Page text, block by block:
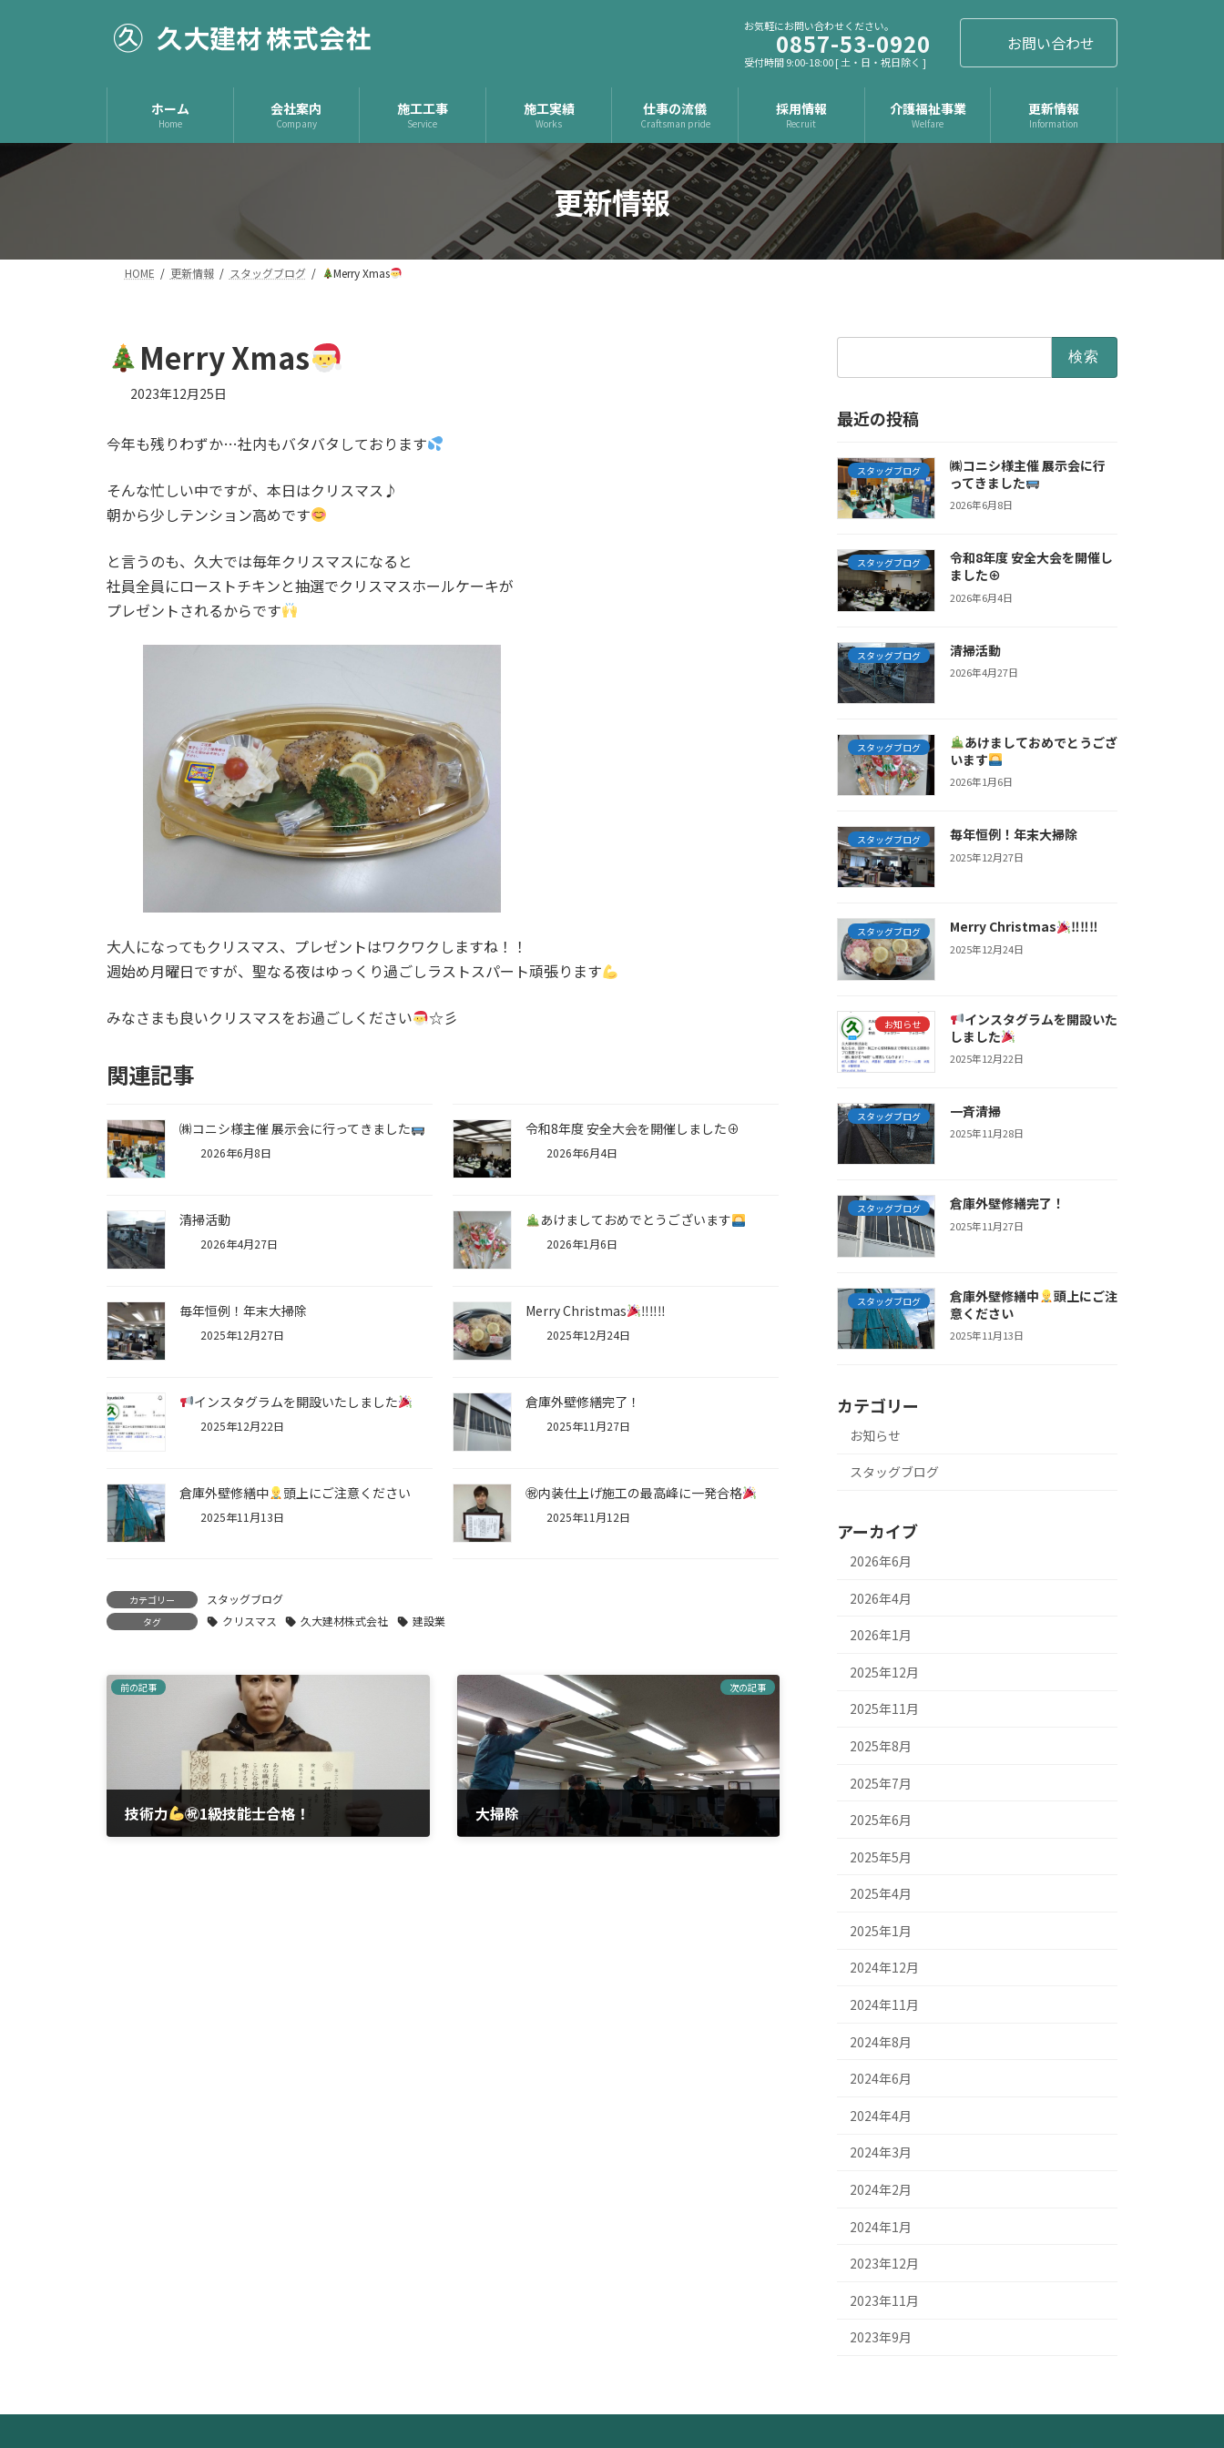
ス
ッ
ン
移
お気軽にお問い合わせください。
0857-53-0920
受付時間 9:00-18:00 [ 土・日・祝日除く ]
お問い合わせ
ホーム
Home
会社案内
Company
施工工事
Service
施工実績
Works
仕事の流儀
Craftsman pride
採用情報
Recruit
介護福祉事業
Welfare
更新情報
Information
更新情報
HOME 更新情報 スタッグブログ Merry Xmas
Merry Xmas
2023年12月25日
今年も残りわずか…社内もバタバタしております
そんな忙しい中ですが、本日はクリスマス♪
朝から少しテンション高めです
と言うのも、久大では毎年クリスマスになると
社員全員にローストチキンと抽選でクリスマスホールケーキが
プレゼントされるからです
大人になってもクリスマス、プレゼントはワクワクしますね！！
週始め月曜日ですが、聖なる夜はゆっくり過ごしラストスパート頑張ります
みなさまも良いクリスマスをお過ごしください ☆彡
関連記事
㈱コニシ様主催 展示会に行ってきました
2026年6月8日
令和8年度 安全大会を開催しました⊕
2026年6月4日
清掃活動
2026年4月27日
あけましておめでとうございます
2026年1月6日
毎年恒例！年末大掃除
2025年12月27日
Merry Christmas ‼‼‼
2025年12月24日
インスタグラムを開設いたしました
2025年12月22日
倉庫外壁修繕完了！
2025年11月27日
倉庫外壁修繕中 頭上にご注意ください
2025年11月13日
㊗内装仕上げ施工の最高峰に一発合格
2025年11月12日
カテゴリー スタッグブログ
タグ クリスマス 久大建材株式会社 建設業
前の記事
技術力 ㊗1級技能士合格！
次の記事
大掃除
最近の投稿
スタッグブログ
㈱コニシ様主催 展示会に行
ってきました
2026年6月8日
スタッグブログ
令和8年度 安全大会を開催し
ました⊕
2026年6月4日
スタッグブログ 清掃活動
2026年4月27日
スタッグブログ
あけましておめでとうござ
います
2026年1月6日
スタッグブログ 毎年恒例！年末大掃除
2025年12月27日
スタッグブログ Merry Christmas ‼‼‼
2025年12月24日
お知らせ
インスタグラムを開設いた
しました
2025年12月22日
スタッグブログ 一斉清掃
2025年11月28日
スタッグブログ 倉庫外壁修繕完了！
2025年11月27日
スタッグブログ 倉庫外壁修繕中
頭上にご注
意ください
2025年11月13日
カテゴリー
お知らせ
スタッグブログ
アーカイブ
2026年6月
2026年4月
2026年1月
2025年12月
2025年11月
2025年8月
2025年7月
2025年6月
2025年5月
2025年4月
2025年1月
2024年12月
2024年11月
2024年8月
2024年6月
2024年4月
2024年3月
2024年2月
2024年1月
2023年12月
2023年11月
2023年9月